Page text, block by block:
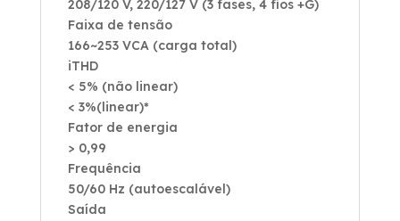
208/120 V, 220/127 V (3 fases, 4 fios +G)
Faixa de tensão
166~253 VCA (carga total)
iTHD
< 5% (não linear)
< 3%(linear)*
Fator de energia
> 0,99
Frequência
50/60 Hz (autoescalável)
Saída